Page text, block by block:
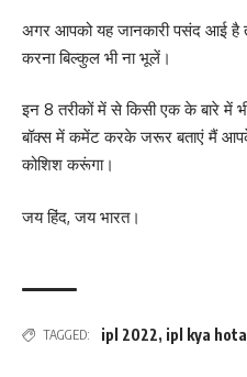
अगर आपको यह जानकारी पसंद आई है
करना बिल्कुल भी ना भूलें।
इन 8 तरीकों में से किसी एक के बारे में
बॉक्स में कमेंट करके जरूर बताएं मैं
कोशिश करूंगा।
जय हिंद, जय भारत।
TAGGED: ipl 2022, ipl kya